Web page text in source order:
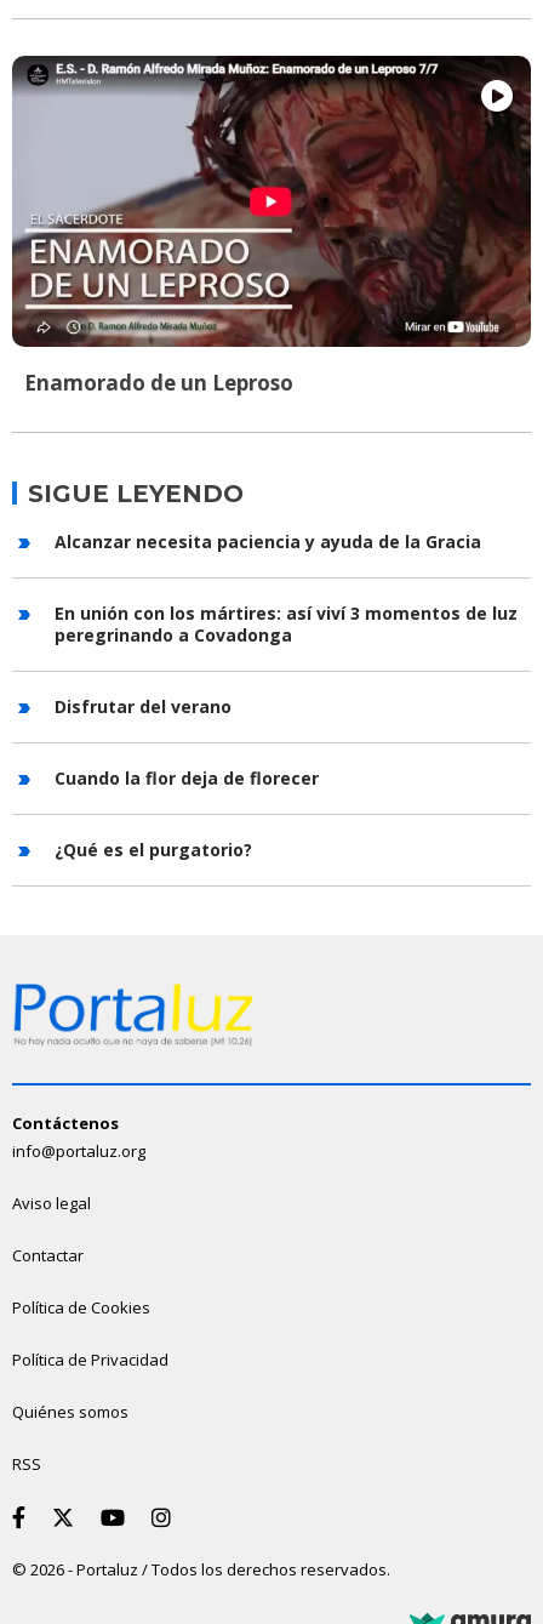
Enamorado de un Leproso
SIGUE LEYENDO
Alcanzar necesita paciencia y ayuda de la Gracia
En unión con los mártires: así viví 3 momentos de luz
peregrinando a Covadonga
Disfrutar del verano
Cuando la flor deja de florecer
¿Qué es el purgatorio?
Contáctenos
info@portaluz.org
Aviso legal
Contactar
Política de Cookies
Política de Privacidad
Quiénes somos
RSS
© 2026 - Portaluz / Todos los derechos reservados.